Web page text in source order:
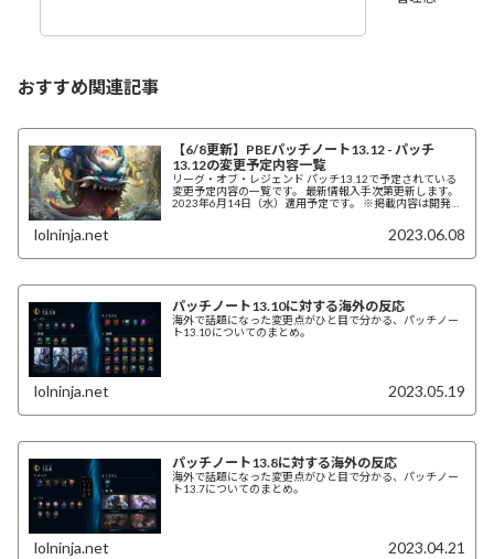
おすすめ関連記事
【6/8更新】PBEパッチノート13.12 - パッチ
13.12の変更予定内容一覧
リーグ・オブ・レジェンド パッチ13.12で予定されている
変更予定内容の一覧です。 最新情報入手次第更新します。
2023年6月14日（水）適用予定です。 ※掲載内容は開発中
lolninja.net 2023.06.08
パッチノート13.10に対する海外の反応
海外で話題になった変更点がひと目で分かる、パッチノー
ト13.10についてのまとめ。
lolninja.net 2023.05.19
パッチノート13.8に対する海外の反応
海外で話題になった変更点がひと目で分かる、パッチノー
ト13.7についてのまとめ。
lolninja.net 2023.04.21